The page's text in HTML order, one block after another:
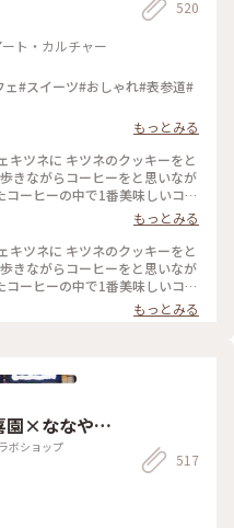
ト・カルチャー
520
もっとみる
ツネに キツネのクッキーをと
きながらコーヒーをと思いなが
コーヒーの中で1番美味しいコー
ヒーでした 店内も清潔感 綺麗な空間 #わたしの街#カフェ巡り
もっとみる
ツネに キツネのクッキーをと
きながらコーヒーをと思いなが
コーヒーの中で1番美味しいコー
ヒーでした 店内も清潔感 綺麗な空間 #わたしの街#カフェ巡り
もっとみる
園×ななやコ
ボショップ
517